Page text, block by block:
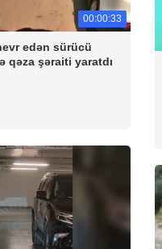
00:00:33
edən sürücü
qəza şəraiti yaratdı